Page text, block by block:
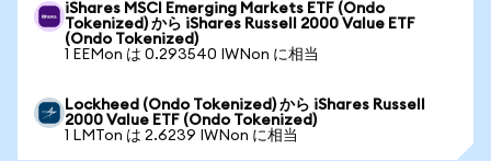
iShares MSCI Emerging Markets ETF (Ondo
Tokenized) から iShares Russell 2000 Value ETF
(Ondo Tokenized)
1 EEMon は 0.293540 IWNon に相当
Lockheed (Ondo Tokenized) から iShares Russell
2000 Value ETF (Ondo Tokenized)
1 LMTon は 2.6239 IWNon に相当